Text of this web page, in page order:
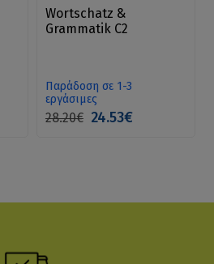
Wortschatz &
Grammatik C2
Παράδοση σε 1-3
εργάσιμες
28.20€ 24.53€